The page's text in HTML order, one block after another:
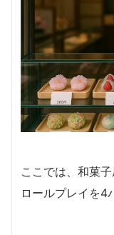
ここでは、和菓
ロールプレイを4